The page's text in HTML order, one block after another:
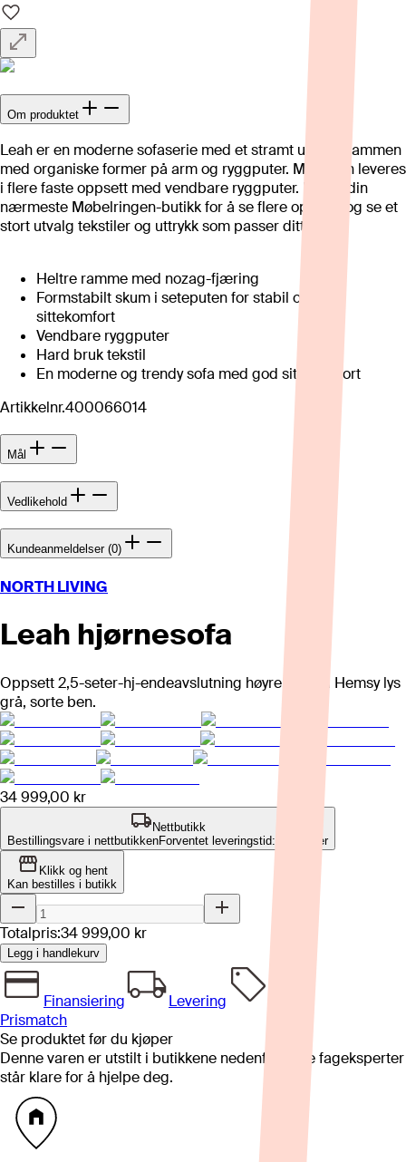
Om produktet
Leah er en moderne sofaserie med et stramt uttrykk sammen
med organiske former på arm og ryggputer. Modellen leveres
i flere faste oppsett med vendbare ryggputer. Besøk din
nærmeste Møbelringen-butikk for å se flere oppsett og se et
stort utvalg tekstiler og uttrykk som passer ditt hjem.
Heltre ramme med nozag-fjæring
Formstabilt skum i seteputen for stabil og god
sittekomfort
Vendbare ryggputer
Hard bruk tekstil
En moderne og trendy sofa med god sittekomfort
Artikkelnr.400066014
Mål
Vedlikehold
Kundeanmeldelser (0)
NORTH LIVING
Leah hjørnesofa
Oppsett 2,5-seter-hj-endeavslutning høyre. Tekstil Hemsy lys
grå, sorte ben.
34 999,00 kr
Nettbutikk
Bestillingsvare i nettbutikkenForventet leveringstid: 8-12 uker
Klikk og hent
Kan bestilles i butikk
Totalpris:34 999,00 kr
Legg i handlekurv
Finansiering
Levering
Prismatch
Se produktet før du kjøper
Denne varen er utstilt i butikkene nedenfor. Våre fageksperter
står klare for å hjelpe deg.